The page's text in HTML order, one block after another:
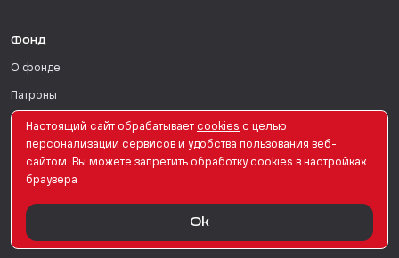
Фонд
О фонде
Патроны
Поддержать
Для СМИ
© PRO Женщин. Все права защищены. 2026
Настоящий сайт обрабатывает сookies с целью
персонализации сервисов и удобства пользования веб-
сайтом. Вы можете запретить обработку сookies в настройках
браузера
Ok